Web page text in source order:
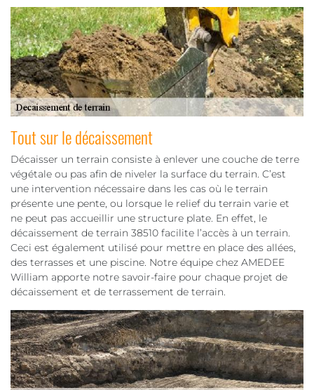
Tout sur le décaissement
Décaisser un terrain consiste à enlever une couche de terre
végétale ou pas afin de niveler la surface du terrain. C’est
une intervention nécessaire dans les cas où le terrain
présente une pente, ou lorsque le relief du terrain varie et
ne peut pas accueillir une structure plate. En effet, le
décaissement de terrain 38510 facilite l’accès à un terrain.
Ceci est également utilisé pour mettre en place des allées,
des terrasses et une piscine. Notre équipe chez AMEDEE
William apporte notre savoir-faire pour chaque projet de
décaissement et de terrassement de terrain.